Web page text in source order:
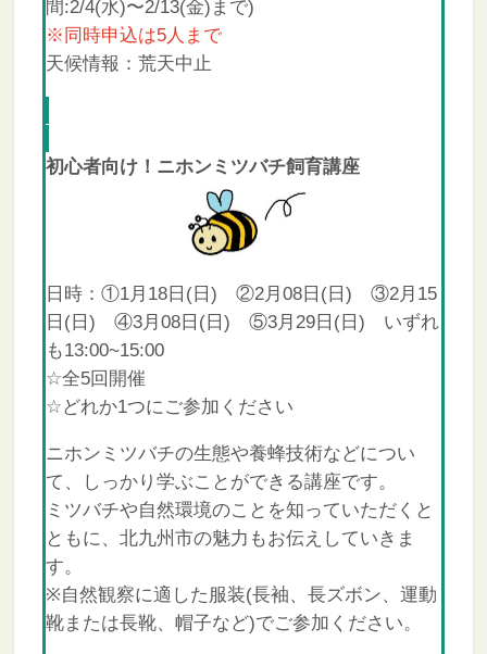
間:2/4(水)〜2/13(金)まで)
※同時申込は5人まで
天候情報：荒天中止
初心者向け！ニホンミツバチ飼育講座
日時：①1月18日(日) ②2月08日(日) ③2月15
日(日) ④3月08日(日) ⑤3月29日(日) いずれ
も13:00~15:00
☆全5回開催
☆どれか1つにご参加ください
ニホンミツバチの生態や養蜂技術などについ
て、しっかり学ぶことができる講座です。
ミツバチや自然環境のことを知っていただくと
ともに、北九州市の魅力もお伝えしていきま
す。
※自然観察に適した服装(長袖、長ズボン、運動
靴または長靴、帽子など)でご参加ください。